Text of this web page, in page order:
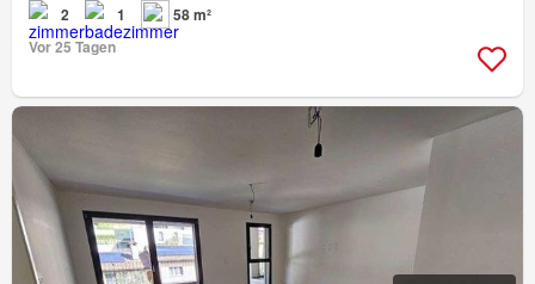
2 1
58 m²
Vor 25 Tagen